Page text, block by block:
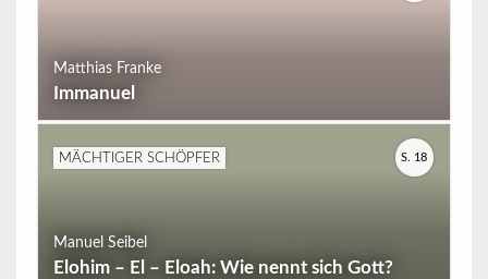
Matthias Franke
Immanuel
MÄCHTIGER SCHÖPFER
Manuel Seibel
Elohim – El – Eloah: Wie nennt sich Gott?
S. 18